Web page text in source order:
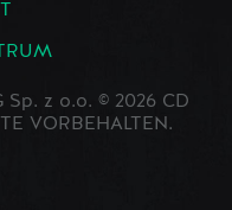
z o.o. © 2026 CD
VORBEHALTEN.